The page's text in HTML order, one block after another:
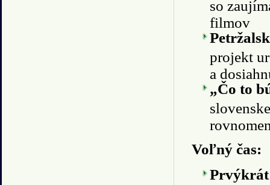
so
filmov
projekt
a
„Čo to
Voľný čas: